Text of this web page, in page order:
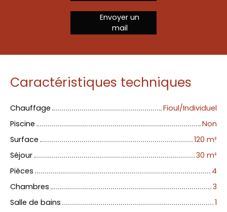
Envoyer un
mail
Caractéristiques techniques
Chauffage
Fioul/Individuel
Piscine
Non
Surface
120 m²
Séjour
30 m²
Pièces
4
Chambres
3
Salle de bains
1